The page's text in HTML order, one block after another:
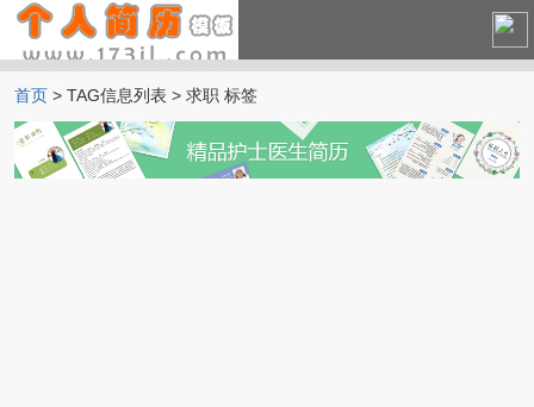
中文简历
英文简历
首页 > TAG信息列表 > 求职 标签